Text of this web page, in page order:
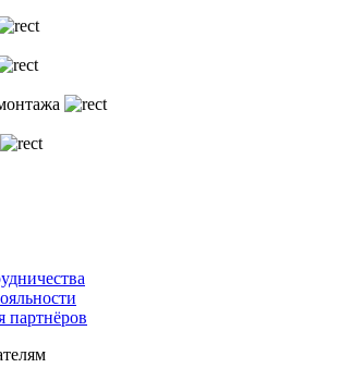
партнёров